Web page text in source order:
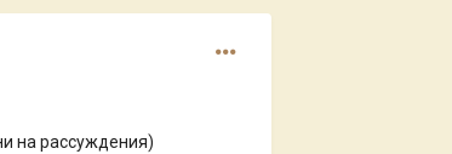
на рассуждения)